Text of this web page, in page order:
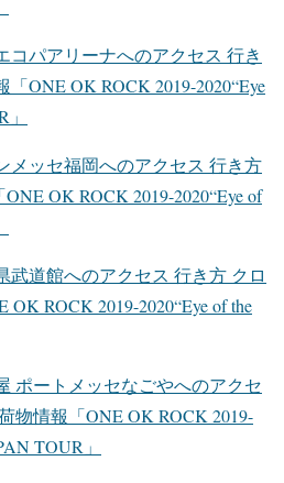
コパアリーナへのアクセス 行き
ONE OK ROCK 2019-2020“Eye
メッセ福岡へのアクセス 行き方
OK ROCK 2019-2020“Eye of
武道館へのアクセス 行き方 クロ
ROCK 2019-2020“Eye of the
ポートメッセなごやへのアクセ
物情報「ONE OK ROCK 2019-
TOUR」